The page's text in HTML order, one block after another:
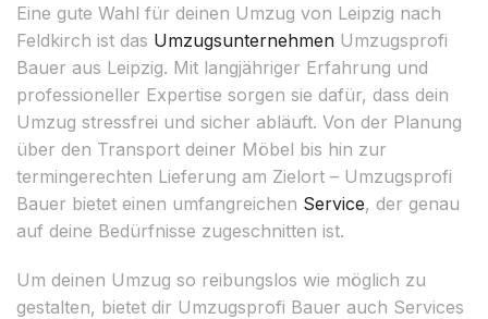
Eine gute Wahl für deinen Umzug von Leipzig nach
Feldkirch ist das Umzugsunternehmen Umzugsprofi
Bauer aus Leipzig. Mit langjähriger Erfahrung und
professioneller Expertise sorgen sie dafür, dass dein
Umzug stressfrei und sicher abläuft. Von der Planung
über den Transport deiner Möbel bis hin zur
termingerechten Lieferung am Zielort – Umzugsprofi
Bauer bietet einen umfangreichen Service, der genau
auf deine Bedürfnisse zugeschnitten ist.
Um deinen Umzug so reibungslos wie möglich zu
gestalten, bietet dir Umzugsprofi Bauer auch Services